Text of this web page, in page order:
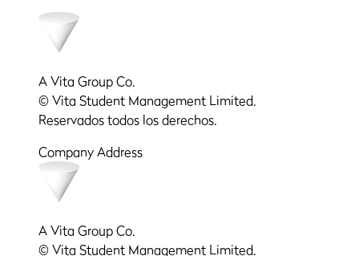
A Vita Group Co.
© Vita Student Management Limited.
Reservados todos los derechos.
Company Address
A Vita Group Co.
© Vita Student Management Limited.